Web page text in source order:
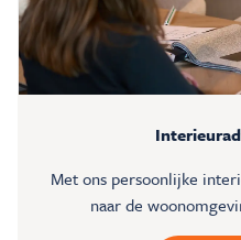
Met ons persoonlijke
naar de